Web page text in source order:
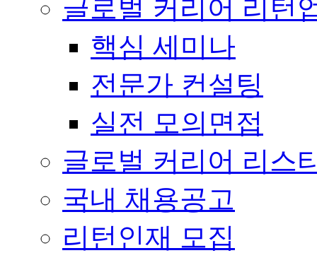
글로벌 커리어 리턴
핵심 세미나
전문가 컨설팅
실전 모의면접
글로벌 커리어 리스
국내 채용공고
리턴인재 모집